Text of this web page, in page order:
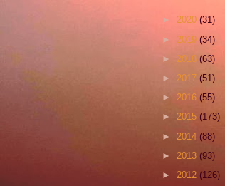
► 2020 (31)
► 2019 (34)
► 2018 (63)
► 2017 (51)
► 2016 (55)
► 2015 (173)
► 2014 (88)
► 2013 (93)
► 2012 (126)